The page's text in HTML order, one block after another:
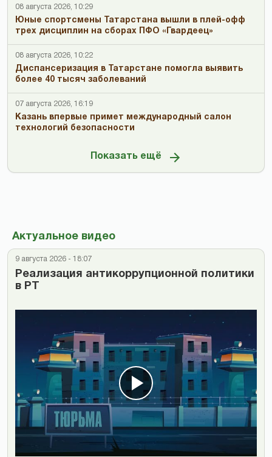
08 августа 2026, 10:29
Юные спортсмены Татарстана вышли в плей-офф
трех дисциплин на сборах ПФО «Гвардеец»
08 августа 2026, 10:22
Диспансеризация в Татарстане помогла выявить
более 40 тысяч заболеваний
07 августа 2026, 16:19
Казань впервые примет международный салон
технологий безопасности
Показать ещё
Актуальное видео
9 августа 2026 - 18:07
Реализация антикоррупционной политики
в РТ